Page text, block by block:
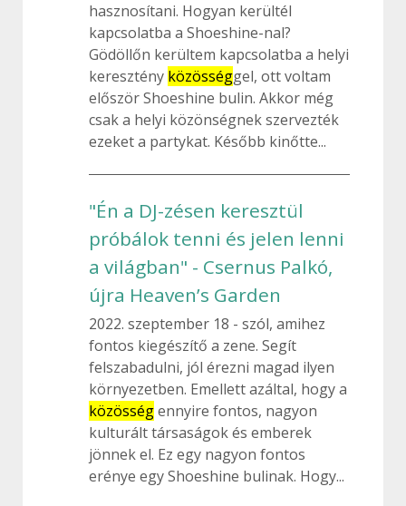
hasznosítani. Hogyan kerültél
kapcsolatba a Shoeshine-nal?
Gödöllőn kerültem kapcsolatba a helyi
keresztény közösséggel, ott voltam
először Shoeshine bulin. Akkor még
csak a helyi közönségnek szervezték
ezeket a partykat. Később kinőtte...
"Én a DJ-zésen keresztül
próbálok tenni és jelen lenni
a világban" - Csernus Palkó,
újra Heaven’s Garden
2022. szeptember 18
szól, amihez
fontos kiegészítő a zene. Segít
felszabadulni, jól érezni magad ilyen
környezetben. Emellett azáltal, hogy a
közösségennyire fontos, nagyon
kulturált társaságok és emberek
jönnek el. Ez egy nagyon fontos
erénye egy Shoeshine bulinak. Hogy...